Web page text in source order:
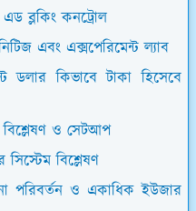
এড ব্লকিং কনট্রোল
এবং এক্সপেরিমেন্ট ল্যাব
ডলার কিভাবে টাকা হিসেবে
বিশ্লেষণ ও সেটআপ
বিশ্লেষণ
পরিবর্তন ও একাধিক ইউজার